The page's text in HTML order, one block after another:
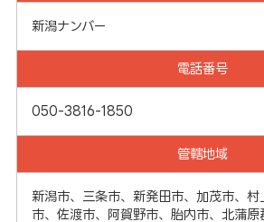
新潟ナンバー
電話番号
050-3816-1850
管轄地域
新潟市、三条市、新発田市、加茂市、村
市、佐渡市、阿賀野市、胎内市、北蒲